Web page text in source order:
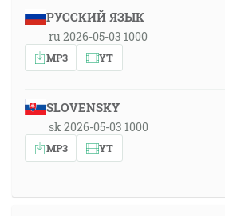
РУССКИЙ ЯЗЫК
ru 2026-05-03 1000
MP3 YT
SLOVENSKY
sk 2026-05-03 1000
MP3 YT